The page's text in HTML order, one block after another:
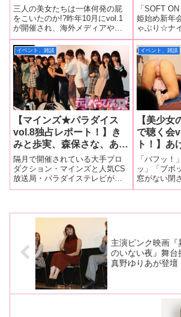
明里ともか、美尻女優のあ
けみみう、高学歴女優の八
ッ橋さい子が金メダルをか
けオナラを豪快に連発！
三人の美女たちは一体何発の屁
をこいたのか!?昨年10月にvol.1
が開催され、海外メディアやテ
レビ地上波でも大注目されたイ
ベント「美少女のオナラをみん
なで聴く会」。 公衆の面前で美
しい女性たちが「バフっ！ ぷ
ぅー！ バリっ！」とオナラを
して
ポート！
おいれな
ともかが
ーゲーム
技選手権
ー号マン
闘！
「SOFT
姫始め新年
ゃぶり☆ナ
ント開催に
AVメーカー
マンド（以
も2020年一
ベントを始動
イベント、雑談
【マインズ★パラダイス
vol.8独占レポート！】き
みと歩実、森保さな、あず
みひな、明里ともか、明海
こう、新垣智江、北乃みれ
い、黒川すみれ、春埼め
い、七海りな、八尋麻衣、
が新春から過激な告白とゲ
ームで大暴走！
隔月で開催されている大手プロ
ダクション・マインズと人気CS
放送局・パラダイステレビがタ
ッグを組んだイベント「マイン
で開催された「マインズ★パラ
ダイスvol.8」の模様を独占レポ
イベント、雑談
【美少女
で聴く会
ト！】あ
明里とも
ゃん、明
羞恥ポー
少女の高
「バフッ！
ッ」「ブボ
窓がない閉
響き渡る神
奏でる女神
主演ピンク映画
のいない夜』舞台
真野ゆりあが登
調不良で欠席の
は緊急メッセージ